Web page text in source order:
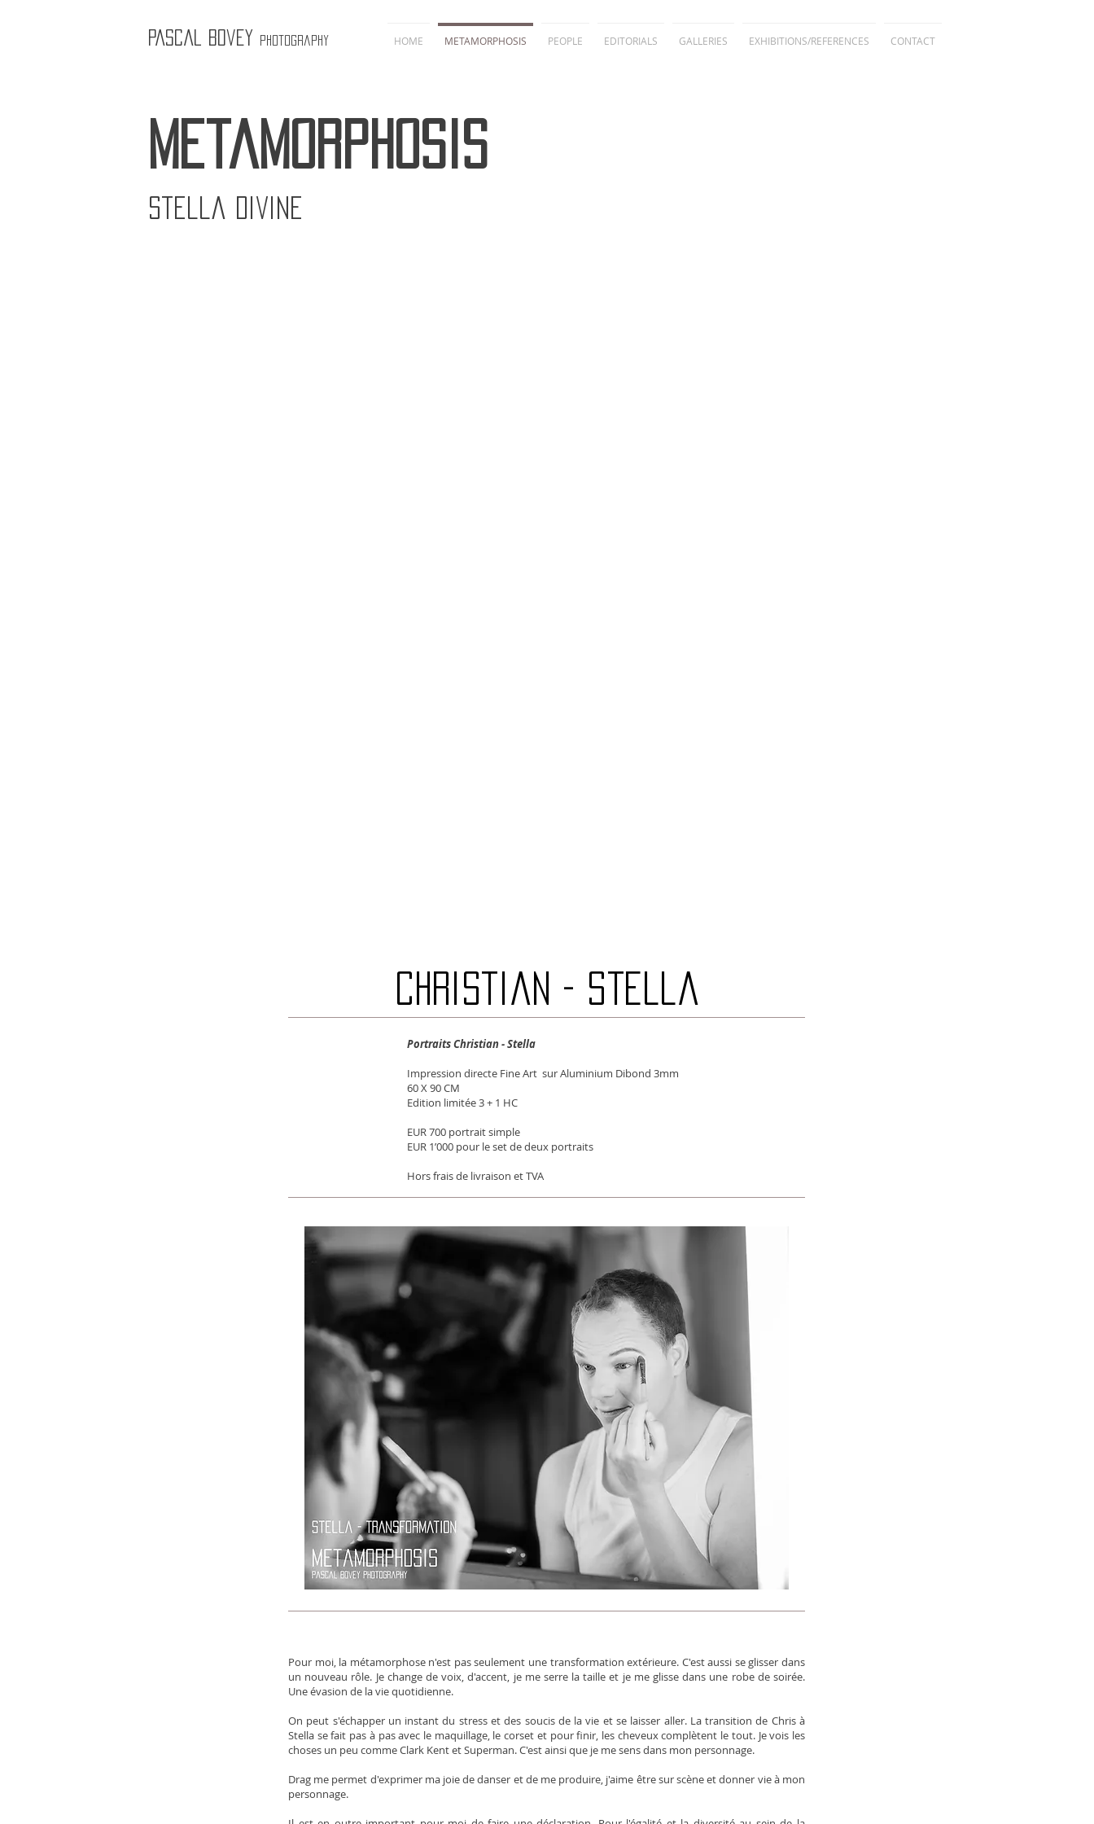
Pascal Bovey Photography HOME METAMORPHOSIS PEOPLE EDITORIALS GALLERIES EXHIBITIONS/REFERENCES CONTACT
metamorphosis
Stella divine
christian - Stella
Portraits Christian - Stella
Impression directe Fine Art sur Aluminium Dibond 3mm
60 X 90 CM
Edition limitée 3 + 1 HC
EUR 700 portrait simple
EUR 1’000 pour le set de deux portraits
Hors frais de livraison et TVA
Pour moi, la métamorphose n'est pas seulement une transformation extérieure. C'est aussi se glisser dans
un nouveau rôle. Je change de voix, d'accent, je me serre la taille et je me glisse dans une robe de soirée.
Une évasion de la vie quotidienne.
On peut s'échapper un instant du stress et des soucis de la vie et se laisser aller. La transition de Chris à
Stella se fait pas à pas avec le maquillage, le corset et pour finir, les cheveux complètent le tout. Je vois les
choses un peu comme Clark Kent et Superman. C'est ainsi que je me sens dans mon personnage.
Drag me permet d'exprimer ma joie de danser et de me produire, j'aime être sur scène et donner vie à mon
personnage.